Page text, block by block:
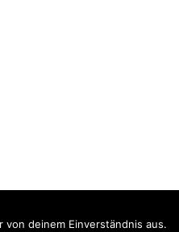
deinem Einverständnis aus.